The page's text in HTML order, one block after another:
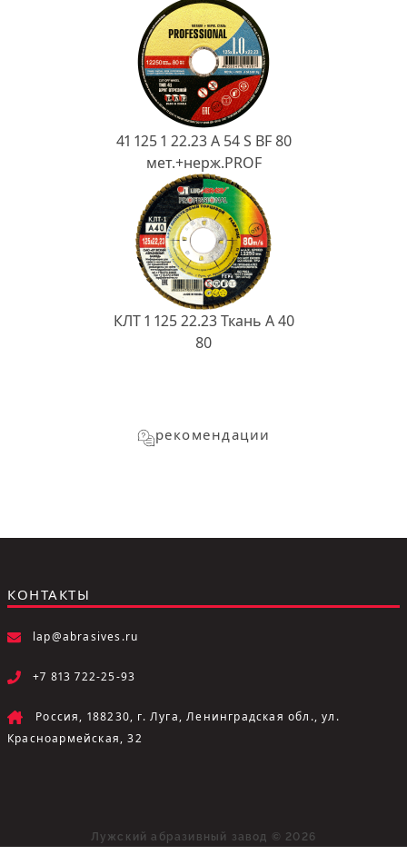
41 125 1 22.23 A 54 S BF 80
мет.+нерж.PROF
КЛТ 1 125 22.23 Ткань A 40
80
рекомендации
КОНТАКТЫ
lap@abrasives.ru
+7 813 722-25-93
Россия, 188230, г. Луга, Ленинградская обл., ул.
Красноармейская, 32
Лужский абразивный завод © 2026